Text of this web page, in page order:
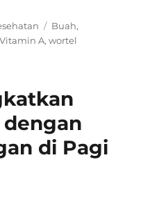
Tags
Buah,
Vitamin A,wortel
di Pagi